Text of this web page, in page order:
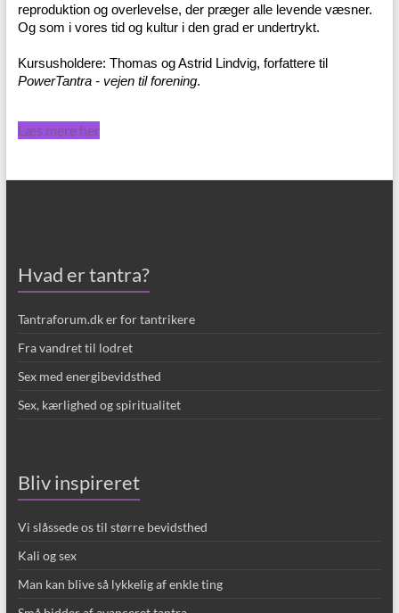
reproduktion og overlevelse, der præger alle levende væsner.
Og som i vores tid og kultur i den grad er undertrykt.
Kursusholdere: Thomas og Astrid Lindvig, forfattere til
PowerTantra - vejen til forening.
Læs mere her
Hvad er tantra?
Tantraforum.dk er for tantrikere
Fra vandret til lodret
Sex med energibevidsthed
Sex, kærlighed og spiritualitet
Bliv inspireret
Vi slåssede os til større bevidsthed
Kali og sex
Man kan blive så lykkelig af enkle ting